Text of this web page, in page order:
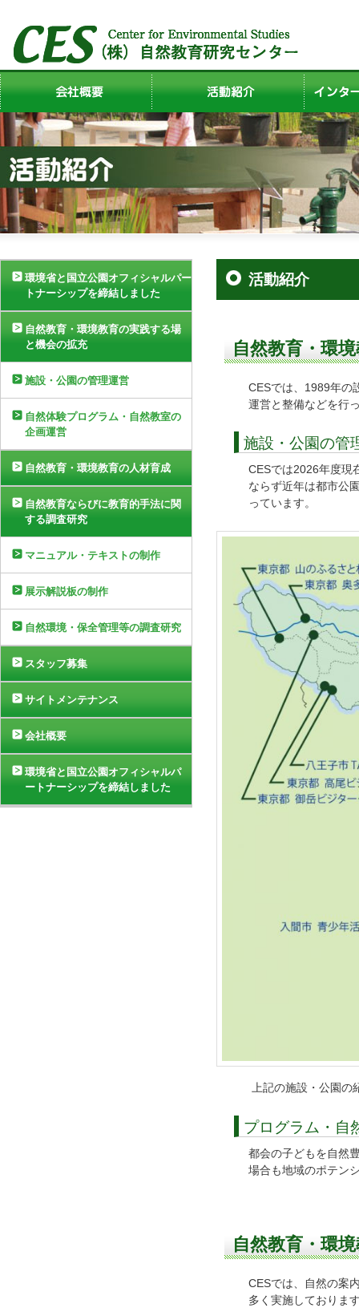
活動紹介
自然教育・環
CESでは、1989年の
運営と整備などを行
施設・公園の管
CESでは2026年度現
ならず近年は都市公
っています。
上記の施設・公園の
プログラム・自
都会の子どもを自然
場合も地域のポテン
自然教育・環
CESでは、自然の案
多く実施しておりま
環境省と国立公園オフィシャルパー
トナーシップを締結しました
自然教育・環境教育の実践する場
と機会の拡充
施設・公園の管理運営
自然体験プログラム・自然教室の
企画運営
自然教育・環境教育の人材育成
自然教育ならびに教育的手法に関
する調査研究
マニュアル・テキストの制作
展示解説板の制作
自然環境・保全管理等の調査研究
スタッフ募集
サイトメンテナンス
会社概要
環境省と国立公園オフィシャルパ
ートナーシップを締結しました